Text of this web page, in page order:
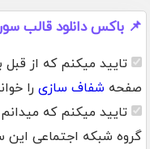
📌 باکس دانلود قالب
تایید میکنم که از
صفحه شفاف سازی را
تایید میکنم که
گروه شبکه اجتماعی